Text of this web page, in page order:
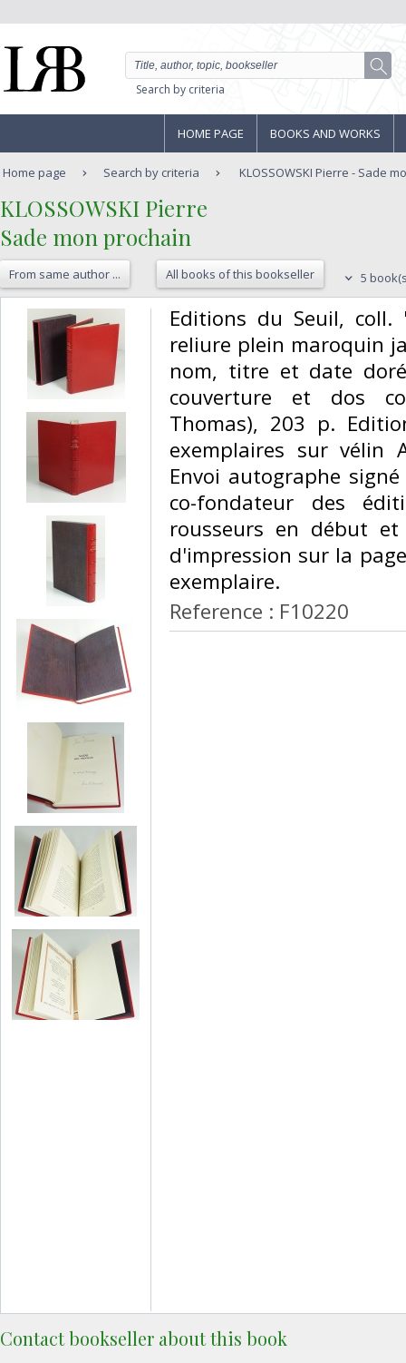
Search by criteria
HOME PAGE BOOKS AND WORKS
Home page Search by criteria KLOSSOWSKI Pierre - Sade
‎KLOSSOWSKI Pierre‎
‎Sade mon prochain‎
From same author ... All books of this bookseller 5
‎Editions du Seuil, coll.
reliure plein maroquin
nom, titre et date
couverture et dos
Thomas), 203 p.
exemplaires sur vélin
Envoi autographe
co-fondateur des
rousseurs en début
d'impression sur la
exemplaire. ‎
Reference : F10220
Contact bookseller about this book